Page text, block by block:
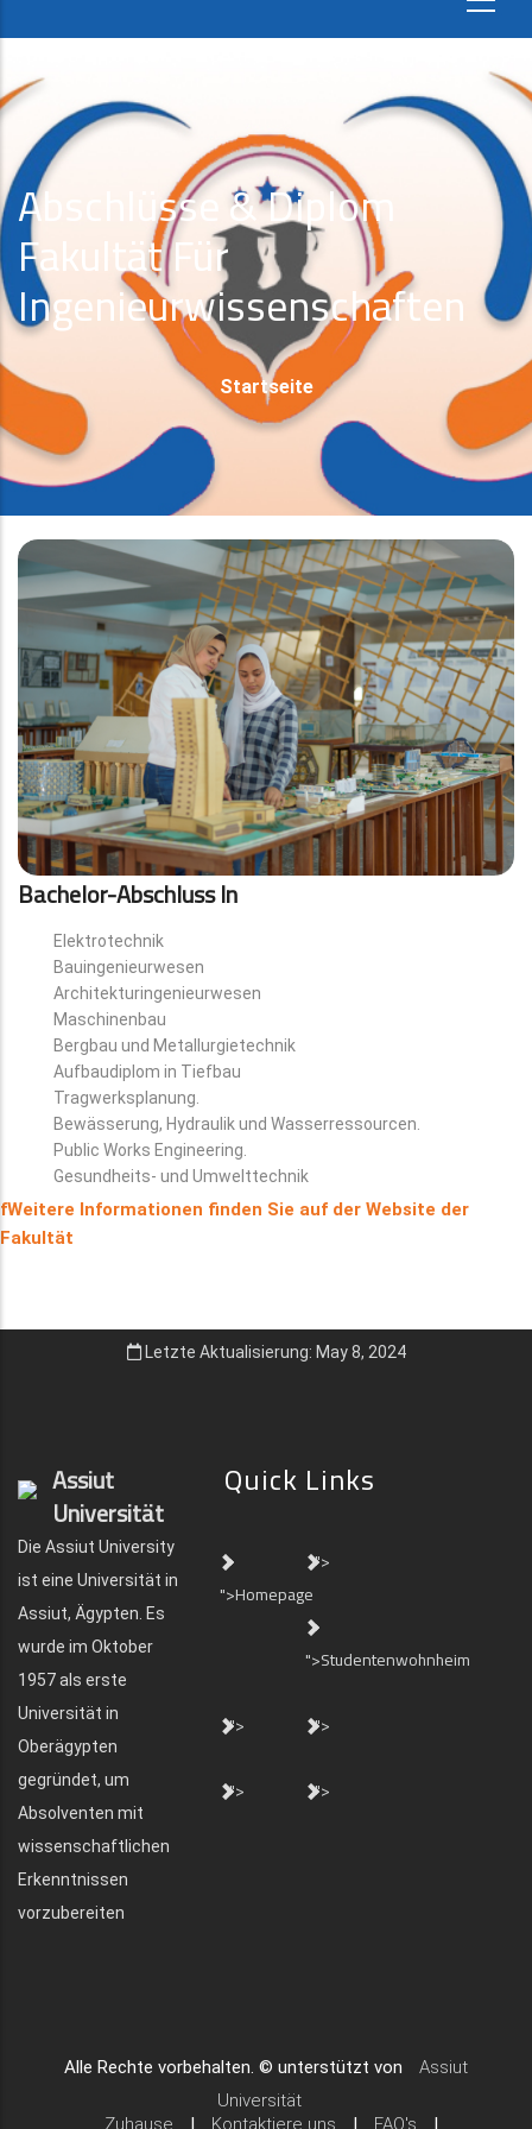
Abschlüsse & Diplom
Fakultät Für
Ingenieurwissenschaften
Pfadnavigation
Startseite
Bachelor-Abschluss In
Elektrotechnik
Bauingenieurwesen
Architekturingenieurwesen
Maschinenbau
Bergbau und Metallurgietechnik
Aufbaudiplom in Tiefbau
Tragwerksplanung.
Bewässerung, Hydraulik und Wasserressourcen.
Public Works Engineering.
Gesundheits- und Umwelttechnik
fWeitere Informationen finden Sie auf der Website der
Fakultät
Letzte Aktualisierung: May 8, 2024
Assiut
Universität
Die Assiut University
ist eine Universität in
Assiut, Ägypten. Es
wurde im Oktober
1957 als erste
Universität in
Oberägypten
gegründet, um
Absolventen mit
wissenschaftlichen
Erkenntnissen
vorzubereiten
Quick Links
">Homepage
">
">Studentenwohnheim
"> ">
"> ">
Alle Rechte vorbehalten. © unterstützt von
Assiut
Universität
Zuhause
| Kontaktiere uns | FAQ's |